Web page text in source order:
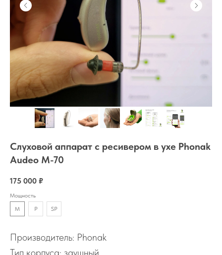
Слуховой аппарат с ресивером в ухе Phonak
Audeo M-70
175 000 ₽
Мощность
M
P SP
Производитель: Phonak
Тип корпуса: заушный